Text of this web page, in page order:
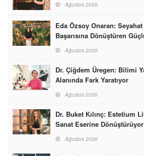
Ağustos 2026
Eda Özsoy Onaran:
Başarısına Dönüştüren
Ağustos 2026
Dr. Çiğdem Üregen: Bilimi
Alanında Fark Yaratıyor
Ağustos 2026
Dr. Buket Kılınç: Estetium
Sanat Eserine Dönüştürüyor
Ağustos 2026